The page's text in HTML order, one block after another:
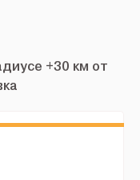
+30 км от